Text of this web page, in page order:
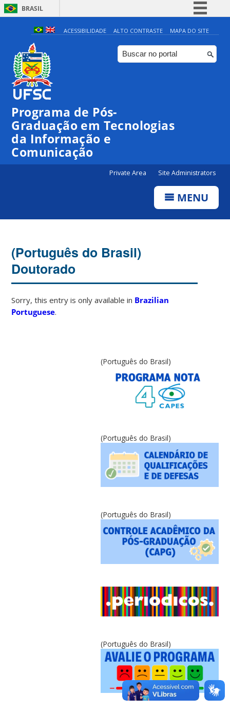
BRASIL
Simplifique!
Comunica BR
Participe
ACESSIBILIDADE ALTO CONTRASTE MAPA DO SITE
Programa de Pós-
Graduação em Tecnologias
da Informação e
Comunicação
Private Area Site Administrators
MENU
(Português do Brasil)
Doutorado
Sorry, this entry is only available in Brazilian
Portuguese.
(Português do Brasil)
(Português do Brasil)
(Português do Brasil)
(Português do Brasil)